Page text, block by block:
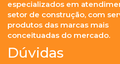
especializados em
setor de construção, com
produtos das marcas mais
conceituadas do mercado.
Dúvidas